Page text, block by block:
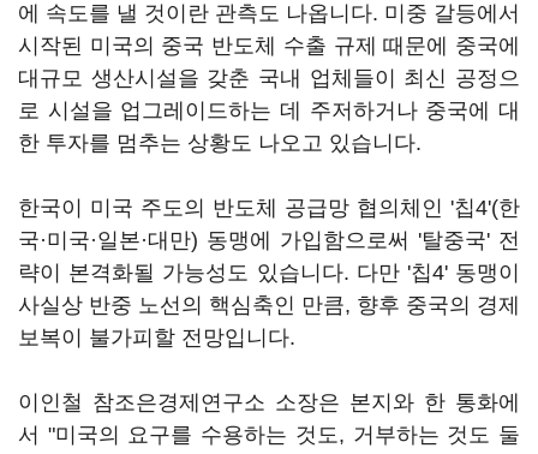
에 속도를 낼 것이란 관측도 나옵니다. 미중 갈등에서
시작된 미국의 중국 반도체 수출 규제 때문에 중국에
대규모 생산시설을 갖춘 국내 업체들이 최신 공정으
로 시설을 업그레이드하는 데 주저하거나 중국에 대
한 투자를 멈추는 상황도 나오고 있습니다.
한국이 미국 주도의 반도체 공급망 협의체인 '칩4'(한
국·미국·일본·대만) 동맹에 가입함으로써 '탈중국' 전
략이 본격화될 가능성도 있습니다. 다만 '칩4' 동맹이
사실상 반중 노선의 핵심축인 만큼, 향후 중국의 경제
보복이 불가피할 전망입니다.
이인철 참조은경제연구소 소장은 본지와 한 통화에
서 "미국의 요구를 수용하는 것도, 거부하는 것도 둘